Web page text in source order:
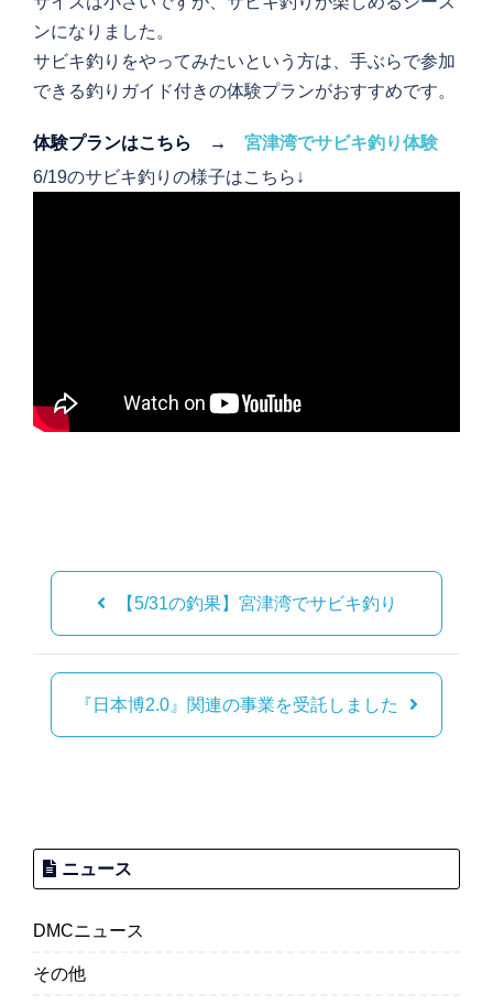
ンになりました。
サビキ釣りをやってみたいという方は、手ぶらで参加
できる釣りガイド付きの体験プランがおすすめです。
体験プランはこちら → 宮津湾でサビキ釣り体験
6/19のサビキ釣りの様子はこちら↓
投
ナ
ビ
ー
【5/31の釣果】宮津湾でサビキ釣り
『日本博2.0』関連の事業を受託しました
ニュース
DMCニュース
その他